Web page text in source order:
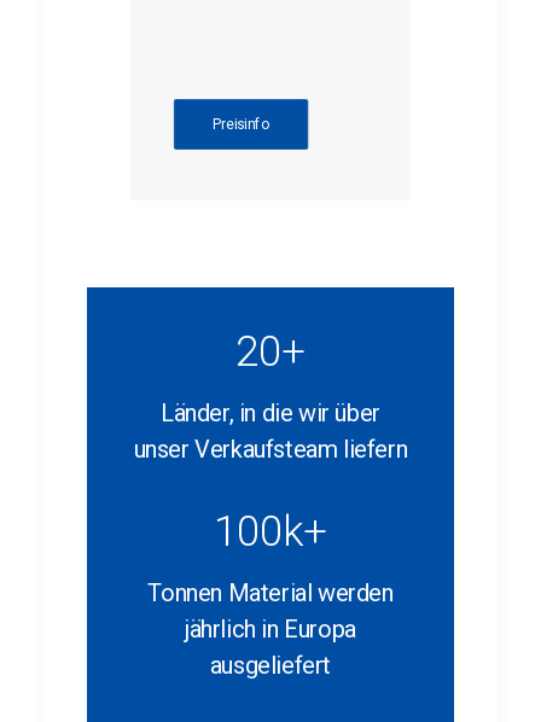
Preisinfo
20+
Länder, in die wir über
unser Verkaufsteam liefern
100k+
Tonnen Material werden
jährlich in Europa
ausgeliefert